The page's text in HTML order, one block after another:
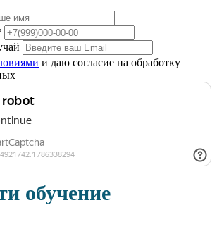
и даю согласие на обработку
обучение